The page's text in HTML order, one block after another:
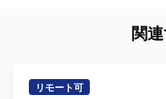
関
リモート可